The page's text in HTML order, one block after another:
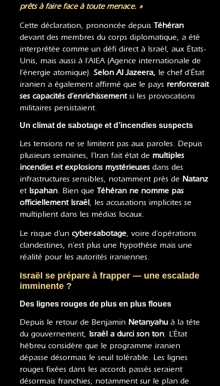
prêts à faire face à toute menace. »
Cette déclaration, prononcée depuis Téhéran
devant des membres du corps diplomatique, a été
interprétée comme un défi direct à Israël, aux États-
Unis, mais aussi à l’AIEA (Agence internationale de
l’énergie atomique). Selon Al Jazeera, le chef d’État
iranien a également affirmé que le pays renforcerait
ses capacités d’enrichissementsi les provocations
militaires persistaient.
Un climat de sabotage et d’incendies suspects
Les tensions ne se limitent pas aux paroles. Depuis
plusieurs semaines, l’Iran fait état de multiples
incendies et explosions mystérieuses dans des
infrastructures sensibles, notamment près de Natanz
et Ispahan. Bien que Téhéran ne nomme pas
officiellement Israël, les accusations implicites se
multiplient dans les médias locaux.
Le risque d’un cyber-sabotage , voire d’opérations
clandestines, n’est plus une hypothèse mais une
réalité pour les autorités iraniennes.
Israël se prépare à frapper — une escalade
imminente ?
Des lignes rouges de plus en plus floues
Depuis le retour de Benjamin Netanyahu à la tête
du gouvernement, Israël a durci son ton . L’État
hébreu considère que le programme iranien
dépasse désormais le seuil tolérable. Les lignes
rouges fixées dans les accords passés seraient
désormais franchies, notamment sur le plan de